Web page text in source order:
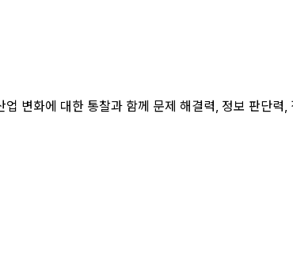
업 변화에 대한 통찰과 함께 문제 해결력, 정보 판단력